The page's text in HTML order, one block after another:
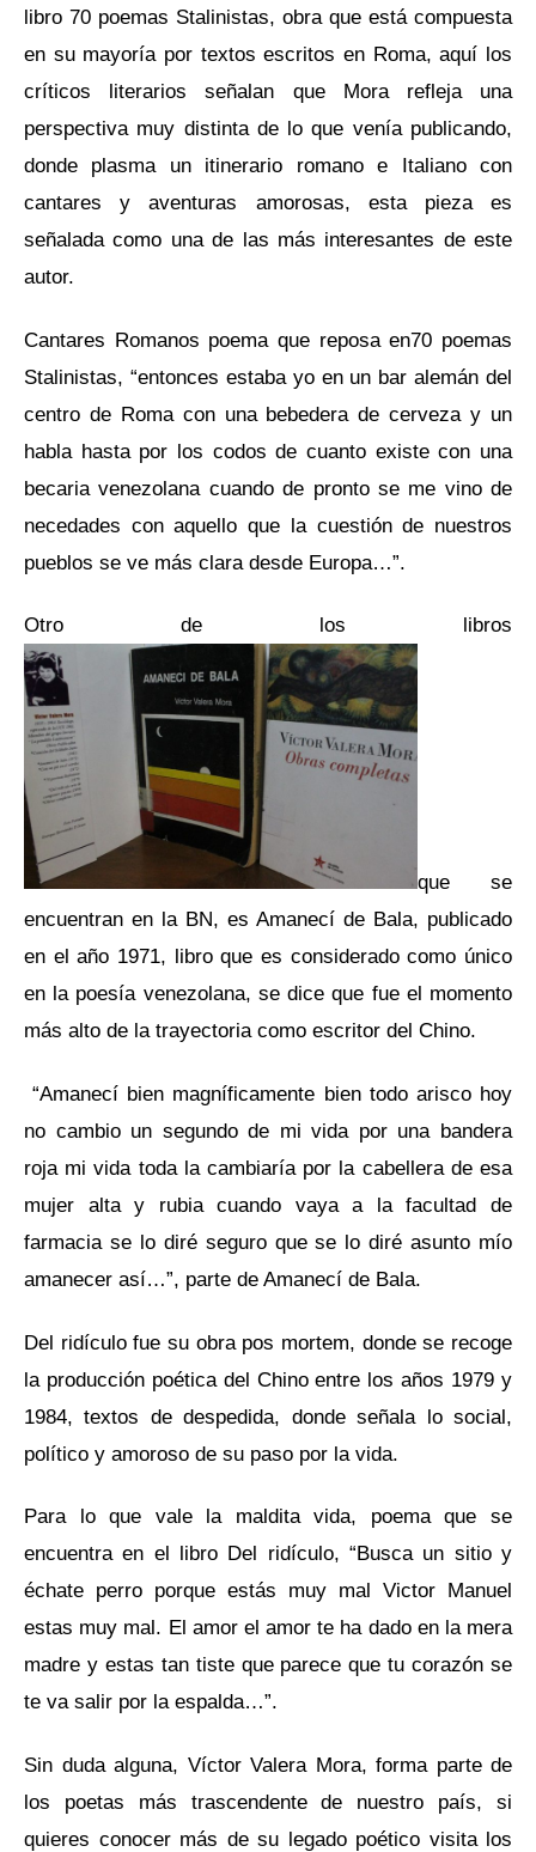
libro 70 poemas Stalinistas, obra que está compuesta
en su mayoría por textos escritos en Roma, aquí los
críticos literarios señalan que Mora refleja una
perspectiva muy distinta de lo que venía publicando,
donde plasma un itinerario romano e Italiano con
cantares y aventuras amorosas, esta pieza es
señalada como una de las más interesantes de este
autor.
Cantares Romanos poema que reposa en70 poemas
Stalinistas, “entonces estaba yo en un bar alemán del
centro de Roma con una bebedera de cerveza y un
habla hasta por los codos de cuanto existe con una
becaria venezolana cuando de pronto se me vino de
necedades con aquello que la cuestión de nuestros
pueblos se ve más clara desde Europa…”.
Otro de los libros
que se
encuentran en la BN, es Amanecí de Bala, publicado
en el año 1971, libro que es considerado como único
en la poesía venezolana, se dice que fue el momento
más alto de la trayectoria como escritor del Chino.
“Amanecí bien magníficamente bien todo arisco hoy
no cambio un segundo de mi vida por una bandera
roja mi vida toda la cambiaría por la cabellera de esa
mujer alta y rubia cuando vaya a la facultad de
farmacia se lo diré seguro que se lo diré asunto mío
amanecer así…”, parte de Amanecí de Bala.
Del ridículo fue su obra pos mortem, donde se recoge
la producción poética del Chino entre los años 1979 y
1984, textos de despedida, donde señala lo social,
político y amoroso de su paso por la vida.
Para lo que vale la maldita vida, poema que se
encuentra en el libro Del ridículo, “Busca un sitio y
échate perro porque estás muy mal Victor Manuel
estas muy mal. El amor el amor te ha dado en la mera
madre y estas tan tiste que parece que tu corazón se
te va salir por la espalda…”.
Sin duda alguna, Víctor Valera Mora, forma parte de
los poetas más trascendente de nuestro país, si
quieres conocer más de su legado poético visita los